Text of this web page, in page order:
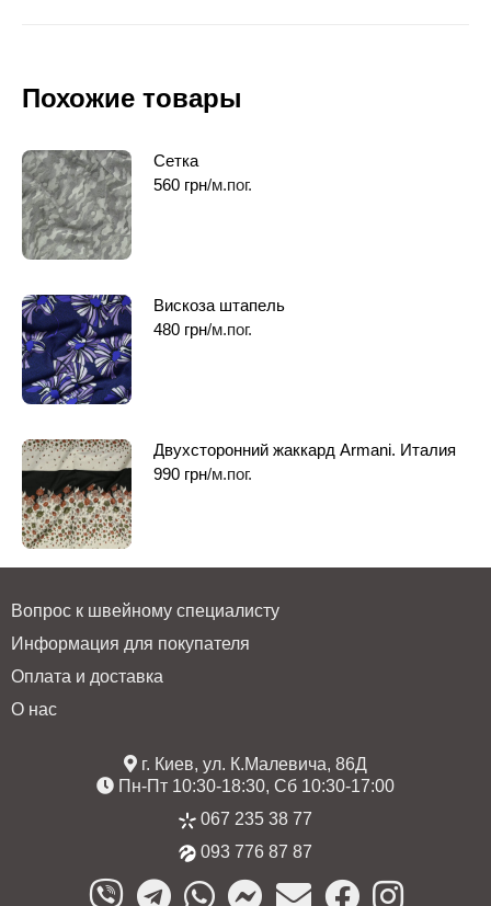
Похожие товары
Сетка
560 грн/м.пог.
Вискоза штапель
480 грн/м.пог.
Двухсторонний жаккард Armani. Италия
990 грн/м.пог.
Вопрос к швейному специалисту
Информация для покупателя
Оплата и доставка
О нас
г. Киев, ул. К.Малевича, 86Д
Пн-Пт 10:30-18:30, Сб 10:30-17:00
067 235 38 77
093 776 87 87